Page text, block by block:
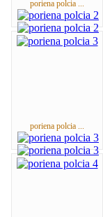
poriena polcia ...
poriena polcia ...